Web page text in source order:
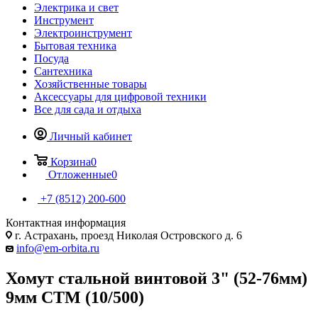
Электрика и свет
Инструмент
Электроинструмент
Бытовая техника
Посуда
Сантехника
Хозяйственные товары
Аксессуары для цифровой техники
Все для сада и отдыха
Личный кабинет
Корзина0
Отложенные0
+7 (8512) 200-600
Контактная информация
г. Астрахань, проезд Николая Островского д. 6
info@em-orbita.ru
Хомут стальной винтовой 3" (52-76мм)
9мм CTM (10/500)